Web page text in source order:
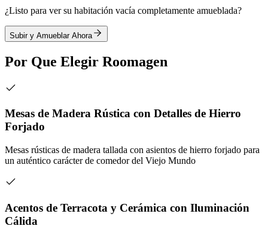
¿Listo para ver su habitación vacía completamente amueblada?
Subir y Amueblar Ahora
Por Que Elegir Roomagen
Mesas de Madera Rústica con Detalles de Hierro
Forjado
Mesas rústicas de madera tallada con asientos de hierro forjado para
un auténtico carácter de comedor del Viejo Mundo
Acentos de Terracota y Cerámica con Iluminación
Cálida